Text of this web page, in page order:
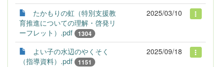
たかもりの虹（特別支援教
育推進についての理解・啓発リ
ーフレット）.pdf
1304
2025/03/10
よい子の水辺のやくそく
（指導資料）.pdf
1151
2025/09/18